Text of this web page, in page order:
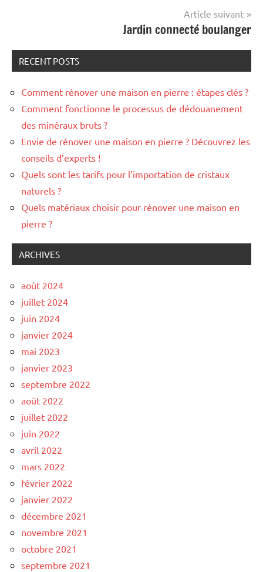
Article suivant
Jardin connecté boulanger
RECENT POSTS
Comment rénover une maison en pierre : étapes clés ?
Comment fonctionne le processus de dédouanement
des minéraux bruts ?
Envie de rénover une maison en pierre ? Découvrez les
conseils d’experts !
Quels sont les tarifs pour l’importation de cristaux
naturels ?
Quels matériaux choisir pour rénover une maison en
pierre ?
ARCHIVES
août 2024
juillet 2024
juin 2024
janvier 2024
mai 2023
janvier 2023
septembre 2022
août 2022
juillet 2022
juin 2022
avril 2022
mars 2022
février 2022
janvier 2022
décembre 2021
novembre 2021
octobre 2021
septembre 2021